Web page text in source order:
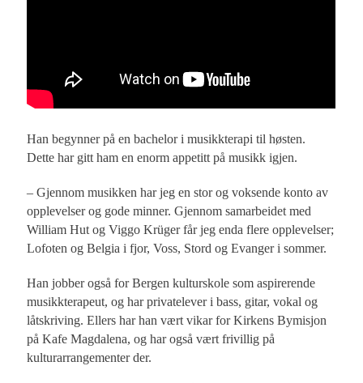
Han begynner på en bachelor i musikkterapi til høsten.
Dette har gitt ham en enorm appetitt på musikk igjen.
– Gjennom musikken har jeg en stor og voksende konto av
opplevelser og gode minner. Gjennom samarbeidet med
William Hut og Viggo Krüger får jeg enda flere opplevelser;
Lofoten og Belgia i fjor, Voss, Stord og Evanger i sommer.
Han jobber også for Bergen kulturskole som aspirerende
musikkterapeut, og har privatelever i bass, gitar, vokal og
låtskriving. Ellers har han vært vikar for Kirkens Bymisjon
på Kafe Magdalena, og har også vært frivillig på
kulturarrangementer der.